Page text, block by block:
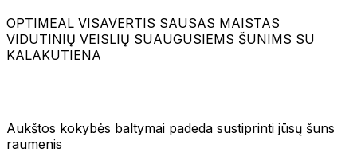
OPTIMEAL VISAVERTIS SAUSAS MAISTAS
VIDUTINIŲ VEISLIŲ SUAUGUSIEMS ŠUNIMS SU
KALAKUTIENA
Aukštos kokybės baltymai padeda sustiprinti jūsų šuns
raumenis